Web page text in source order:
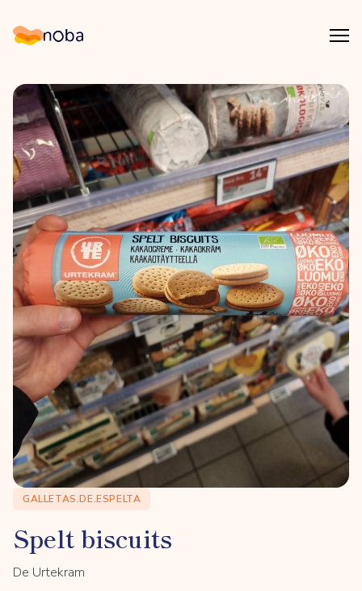
Noba
GALLETAS.DE.ESPELTA
Spelt biscuits
De Urtekram